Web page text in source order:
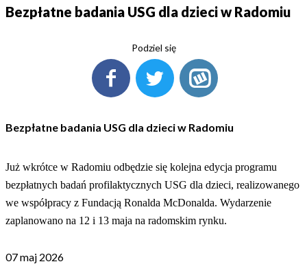
Bezpłatne badania USG dla dzieci w Radomiu
Podziel się
Bezpłatne badania USG dla dzieci w Radomiu
Już wkrótce w Radomiu odbędzie się kolejna edycja programu
bezpłatnych badań profilaktycznych USG dla dzieci, realizowanego
we współpracy z Fundacją Ronalda McDonalda. Wydarzenie
zaplanowano na 12 i 13 maja na radomskim rynku.
07 maj 2026